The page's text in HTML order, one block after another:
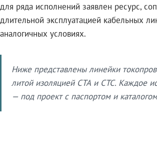
для ряда исполнений заявлен ресурс,
длительной эксплуатацией кабельных
аналогичных условиях.
Ниже представлены линейки
литой изоляцией СТА и СТС. Каждое
— под проект с паспортом и